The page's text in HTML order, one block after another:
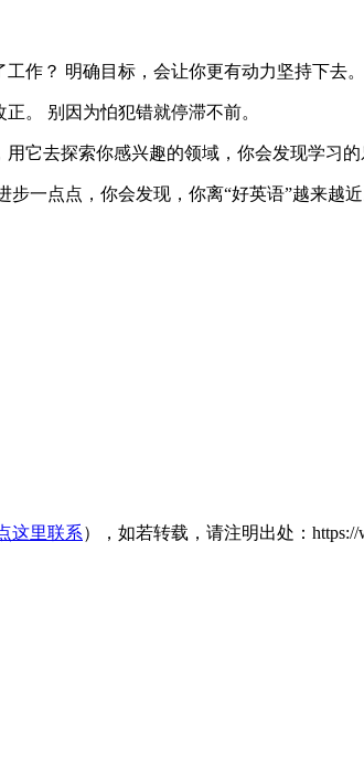
作？ 明确目标，会让你更有动力坚持下去。
。 别因为怕犯错就停滞不前。
它去探索你感兴趣的领域，你会发现学习的
一点点，你会发现，你离“好英语”越来越近
这里联系），如若转载，请注明出处：https://